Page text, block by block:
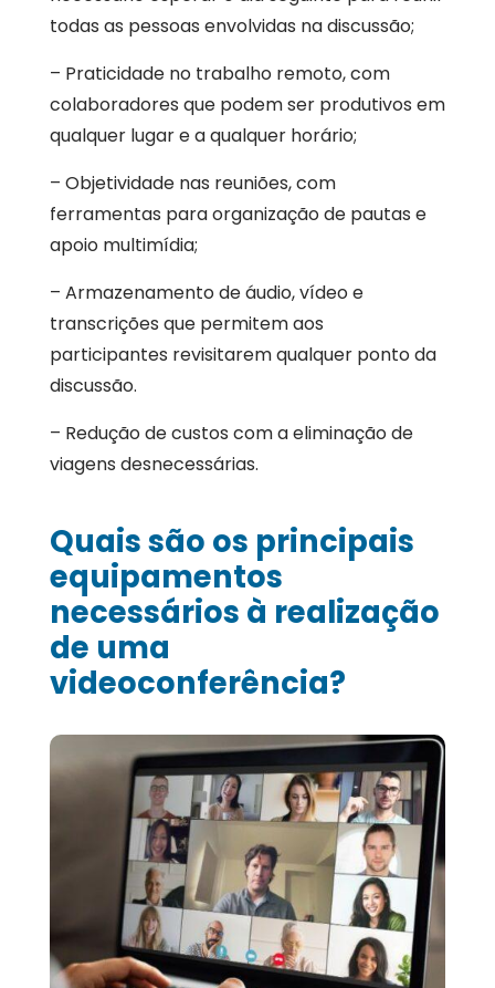
todas as pessoas envolvidas na discussão;
– Praticidade no trabalho remoto, com
colaboradores que podem ser produtivos em
qualquer lugar e a qualquer horário;
– Objetividade nas reuniões, com
ferramentas para organização de pautas e
apoio multimídia;
– Armazenamento de áudio, vídeo e
transcrições que permitem aos
participantes revisitarem qualquer ponto da
discussão.
– Redução de custos com a eliminação de
viagens desnecessárias.
Quais são os principais
equipamentos
necessários à realização
de uma
videoconferência?